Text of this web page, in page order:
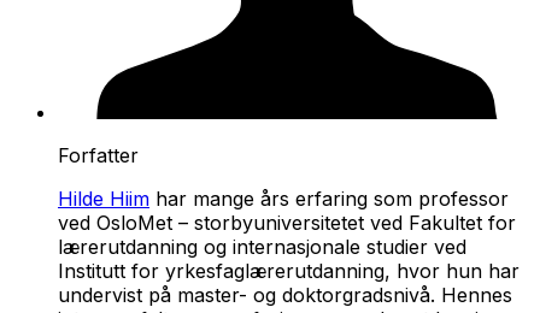
Forfatter
Hilde Hiim har mange års erfaring som professor
ved OsloMet – storbyuniversitetet ved Fakultet for
lærerutdanning og internasjonale studier ved
Institutt for yrkesfaglærerutdanning, hvor hun har
undervist på master- og doktorgradsnivå. Hennes